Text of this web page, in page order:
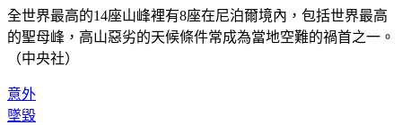
全世界最高的14座山峰裡有8座在尼泊爾境內，包括世界最高
的聖母峰，高山惡劣的天候條件常成為當地空難的禍首之一。
（中央社）
意外
墜毀